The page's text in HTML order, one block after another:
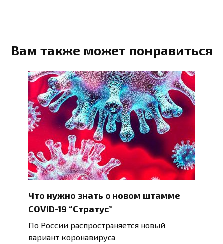
Вам также может понравиться
Что нужно знать о новом штамме
COVID-19 “Стратус”
По России распространяется новый
вариант коронавируса